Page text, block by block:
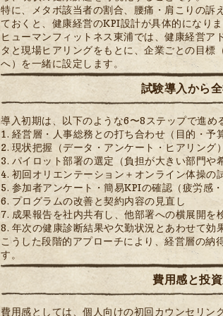
特に、メタボ該当者の割合、腰痛・肩こりの訴
ておくと、健康経営のKPI設計が具体的になりま
ヒューマンフィットネス東浦では、健康経営
タと現場ヒアリングをもとに、企業ごとの目
へ）を一緒に設定します。
試験導入から
導入初期は、以下のような6〜8ステップで進め
経営層・人事総務との打ち合わせ（目的・予
現状把握（データ・アンケート・ヒアリング）
パイロット部署の選定（負担が大きい部門や
初回オリエンテーション＋オンライン体操の
参加者アンケート・簡易KPIの確認（疲労感・
プログラムの改善と契約内容の見直し
成果報告を社内共有し、他部署への横展開を
年次の健康診断結果や欠勤状況とあわせて効
こうした段階的アプローチにより、経営層の納
す。
費用感と投
費用感としては、個人向けの初回カウンセリ